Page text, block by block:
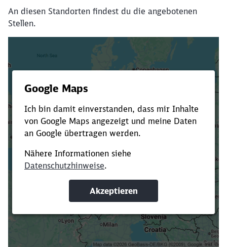
An diesen Standorten findest du die angebotenen
Stellen.
Verkürze die Ladezeit, indem du Suchbegriffe
oder Filter hinzufügst.
Suchbegriffe eingeben
Filter setzen